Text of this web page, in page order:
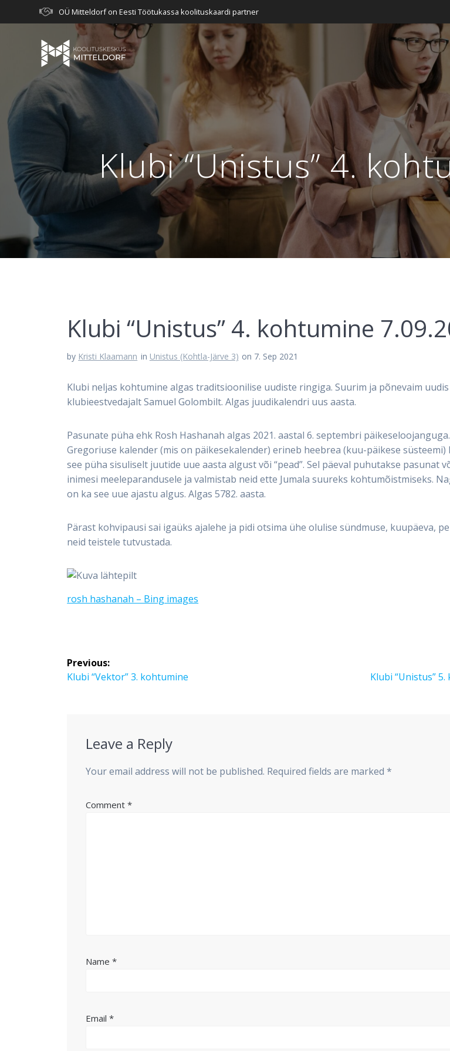
to
OÜ Mitteldorf on Eesti Töötukassa koolituskaardi partner
Klubi “Unistus” 4.
Klubi “Unistus” 4. kohtumine
by Kristi Klaamann in Unistus (Kohtla-Järve 3) on 7. Sep 2021
Klubi neljas kohtumine algas traditsioonilise uudiste ringiga. Suurim ja põnevaim
klubieestvedajalt Samuel Golombilt. Algas juudikalendri uus aasta.
Pasunate püha ehk Rosh Hashanah algas 2021. aastal 6. septembri
Gregoriuse kalender (mis on päikesekalender) erineb heebrea (kuu-päikese
see püha sisuliselt juutide uue aasta algust või “pead”. Sel päeval puhutakse pasunat
inimesi meeleparandusele ja valmistab neid ette Jumala suureks kohtumõistmiseks.
on ka see uue ajastu algus. Algas 5782. aasta.
Pärast kohvipausi sai igaüks ajalehe ja pidi otsima ühe olulise sündmuse, kuupäeva,
neid teistele tutvustada.
rosh hashanah – Bing images
Post
navigation
Previous:
Previous
Klubi “Vektor” 3. kohtumine
Next
Klubi “Unistus”
Leave a Reply
Your email address will not be published. Required fields are marked*
Comment*
Name*
Email*